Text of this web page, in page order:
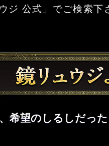
ジ 公式」でご検索下
希望のしるしだっ